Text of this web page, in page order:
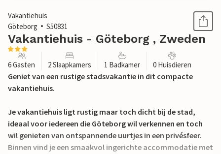
Vakantiehuis
Göteborg
S50831
Vakantiehuis - Göteborg , Zweden
6 Gasten 2 Slaapkamers 1 Badkamer 0 Huisdieren
Geniet van een rustige stadsvakantie in dit compacte
vakantiehuis.
Je vakantiehuis ligt rustig maar toch dicht bij de stad,
ideaal voor iedereen die Göteborg wil verkennen en toch
wil genieten van ontspannende uurtjes in een privésfeer.
Binnen vind je een smaakvol ingerichte accommodatie met